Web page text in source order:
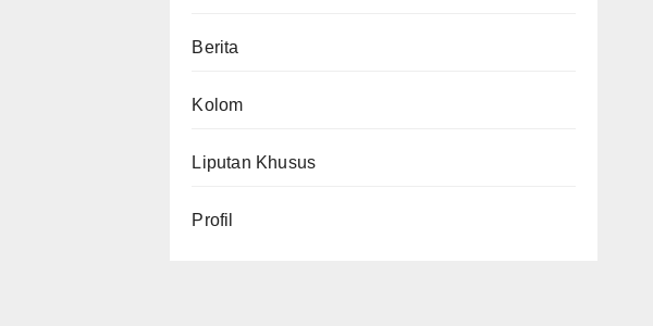
Berita
Kolom
Liputan Khusus
Profil